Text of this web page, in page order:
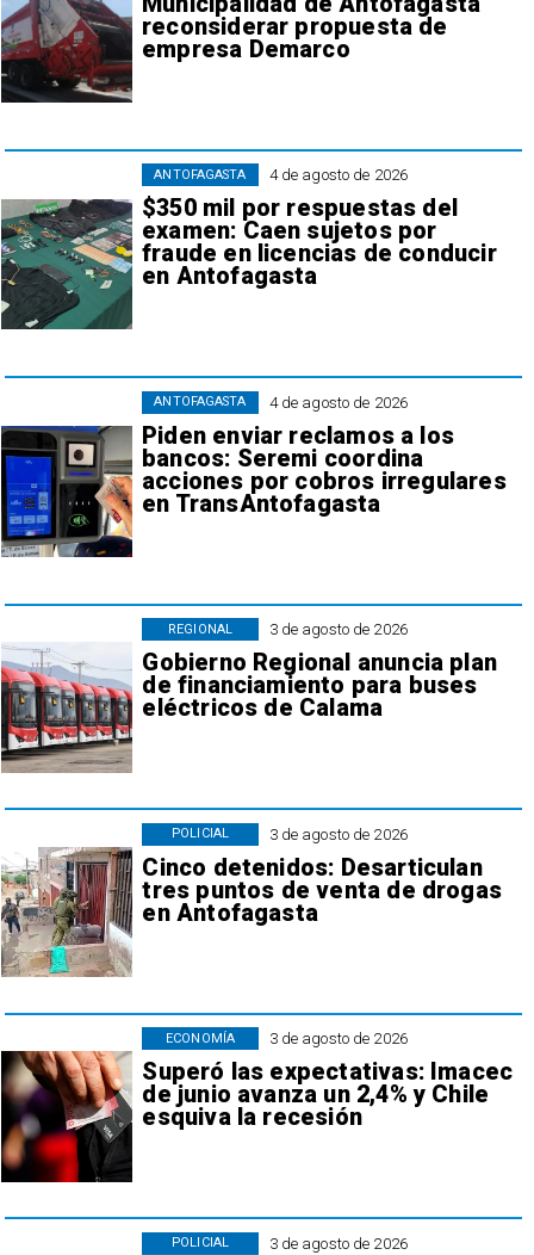
reconsiderar propuesta de
empresa Demarco
4 de agosto de 2026
$350 mil por respuestas del
examen: Caen sujetos por
fraude en licencias de conducir
en Antofagasta
ANTOFAGASTA
4 de agosto de 2026
Piden enviar reclamos a los
bancos: Seremi coordina
acciones por cobros irregulares
en TransAntofagasta
ANTOFAGASTA
3 de agosto de 2026
Gobierno Regional anuncia plan
de financiamiento para buses
eléctricos de Calama
REGIONAL
3 de agosto de 2026
Cinco detenidos: Desarticulan
tres puntos de venta de drogas
en Antofagasta
POLICIAL
3 de agosto de 2026
Superó las expectativas: Imacec
de junio avanza un 2,4% y Chile
esquiva la recesión
ECONOMÍA
3 de agosto de 2026
POLICIAL